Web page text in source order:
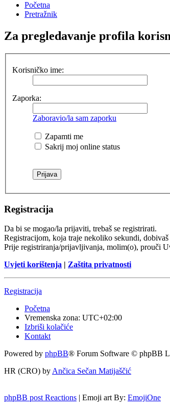
Početna
Pretražnik
Za pregledavanje profila
Korisničko ime:
Zaporka:
Zaboravio/la sam zaporku
Zapamti me
Sakrij moj online status
Registracija
Da bi se mogao/la prijaviti, trebaš se registrirati.
Registracijom, koja traje nekoliko sekundi,
Prije registriranja/prijavljivanja, molim(o), prouči
Uvjeti korištenja | Zaštita privatnosti
Registracija
Početna
Vremenska zona: UTC+02:00
Izbriši kolačiće
Kontakt
Powered by phpBB® Forum Software © phpBB
HR (CRO) by Ančica Sečan Matijaščić
phpBB post Reactions | Emoji art By: EmojiOne